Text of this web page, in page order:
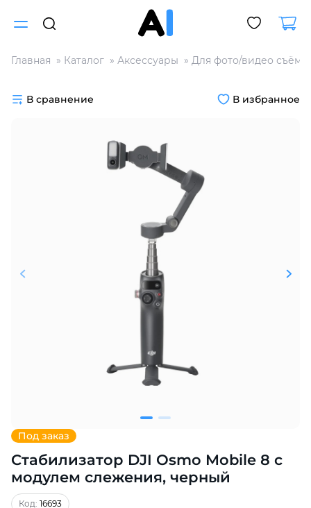
Главная Каталог Аксессуары Для фото/видео
Под заказ
Стабилизатор DJI Osmo Mobile 8 с
модулем слежения, черный
Код: 16693
В сравнение В избранное
Разбейте
на части
без переплат
25
% картой любого банка
Получайте товар
выбранный способом